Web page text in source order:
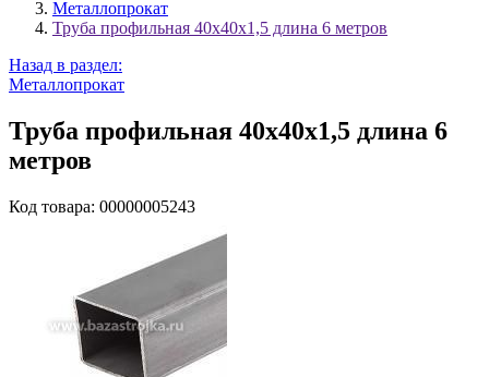
Металлопрокат
Труба профильная 40х40х1,5 длина 6 метров
Назад в раздел:
Металлопрокат
Труба профильная 40х40х1,5 длина 6
метров
Код товара: 00000005243